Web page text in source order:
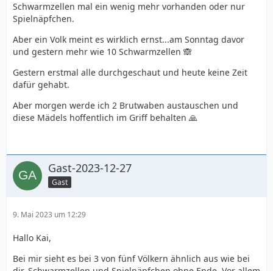
Schwarmzellen mal ein wenig mehr vorhanden oder nur
Spielnäpfchen.
Aber ein Volk meint es wirklich ernst...am Sonntag davor
und gestern mehr wie 10 Schwarmzellen 🙈
Gestern erstmal alle durchgeschaut und heute keine Zeit
dafür gehabt.
Aber morgen werde ich 2 Brutwaben austauschen und
diese Mädels hoffentlich im Griff behalten 🙏
Gast-2023-12-27
Gast
9. Mai 2023 um 12:29
Hallo Kai,
Bei mir sieht es bei 3 von fünf Völkern ähnlich aus wie bei